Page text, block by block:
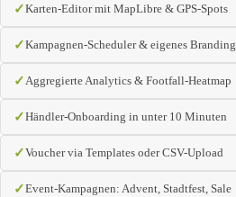
Karten-Editor mit MapLibre & GPS-Spots
Kampagnen-Scheduler & eigenes Branding
Aggregierte Analytics & Footfall-Heatmap
Händler-Onboarding in unter 10 Minuten
Voucher via Templates oder CSV-Upload
Event-Kampagnen: Advent, Stadtfest, Sale